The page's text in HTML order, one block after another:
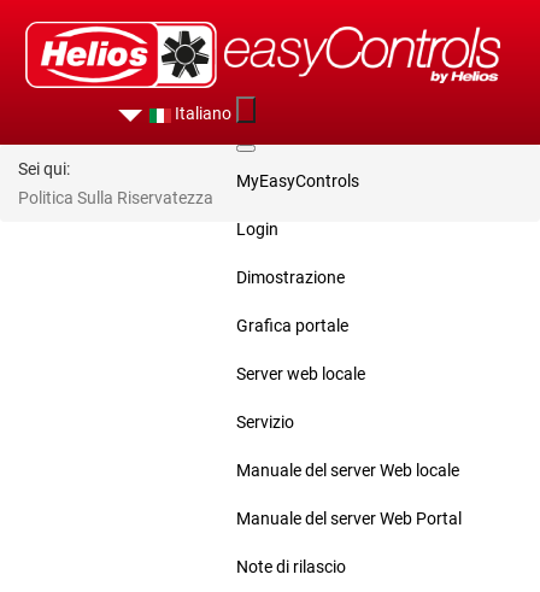
MyEasyControls
Login
Dimostrazione
Grafica portale
Server web locale
Servizio
Manuale del server Web locale
Manuale del server Web Portal
Note di rilascio
Italiano
Sei qui:
Politica Sulla Riservatezza